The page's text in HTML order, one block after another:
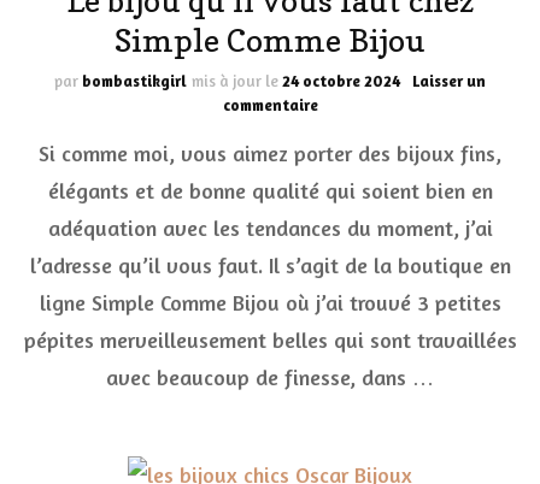
Simple Comme Bijou
par bombastikgirl mis à jour le24 octobre 2024
Laisser un
commentairesur
bijou
vous
faut
Simple
Comme
Bijou
Si comme moi, vous aimez porter des bijoux fins,
élégants et de bonne qualité qui soient bien en
adéquation avec les tendances du moment, j’ai
l’adresse qu’il vous faut. Il s’agit de la boutique en
ligne Simple Comme Bijou où j’ai trouvé 3 petites
pépites merveilleusement belles qui sont travaillées
avec beaucoup de finesse, dans …